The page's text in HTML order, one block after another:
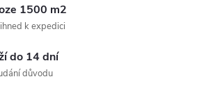
1500 m2
k expedici
do 14 dní
důvodu